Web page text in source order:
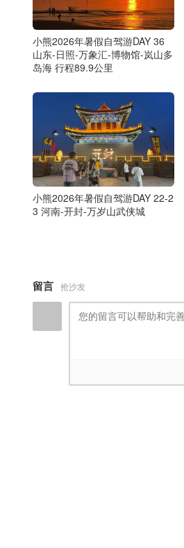
小熊2026年暑假自驾游DAY 36
山东-日照-万象汇-博物馆-岚山多
岛海 行程89.9公里
小熊2026年暑假自驾游DAY 22-2
3 河南-开封-万岁山武侠城
留言 抢沙发